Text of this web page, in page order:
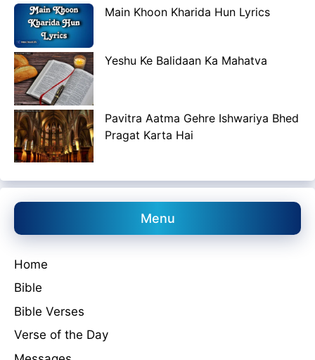
Main Khoon Kharida Hun Lyrics
Yeshu Ke Balidaan Ka Mahatva
Pavitra Aatma Gehre Ishwariya Bhed
Pragat Karta Hai
Menu
Home
Bible
Bible Verses
Verse of the Day